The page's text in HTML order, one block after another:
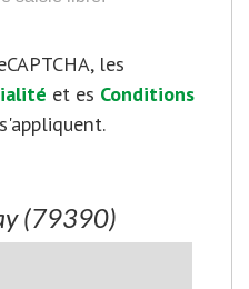
les
et es Conditions
(79390)